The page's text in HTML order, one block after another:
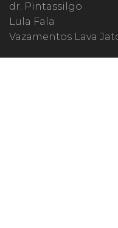
dr. Pintassilgo
Lula Fala
Vazamentos Lava